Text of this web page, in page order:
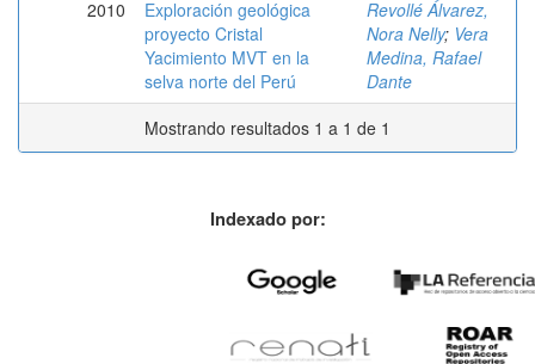
2010
Exploración geológica
proyecto Cristal
Yacimiento MVT en la
selva norte del Perú
Revollé Álvarez,
Nora Nelly; Vera
Medina, Rafael
Dante
Mostrando resultados 1 a 1 de 1
Indexado por: